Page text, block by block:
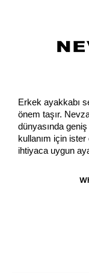
Erkek ayakkabı
önem taşır.
dünyasında
kullanım için
ihtiyaca uygun